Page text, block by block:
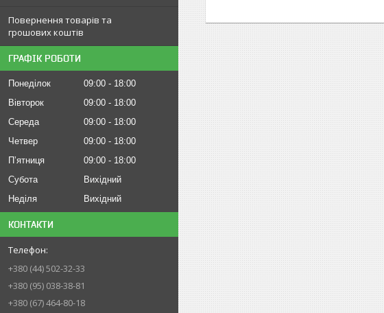
Повернення товарів та
грошових коштів
ГРАФІК РОБОТИ
Понеділок 09:00
18:00
Вівторок
09:00
18:00
Середа
09:00
18:00
Четвер
09:00
18:00
Пʼятниця
09:00
18:00
Субота
Вихідний
Неділя
Вихідний
КОНТАКТИ
+380 (44) 502-32-33
+380 (95) 038-38-81
+380 (67) 464-80-18